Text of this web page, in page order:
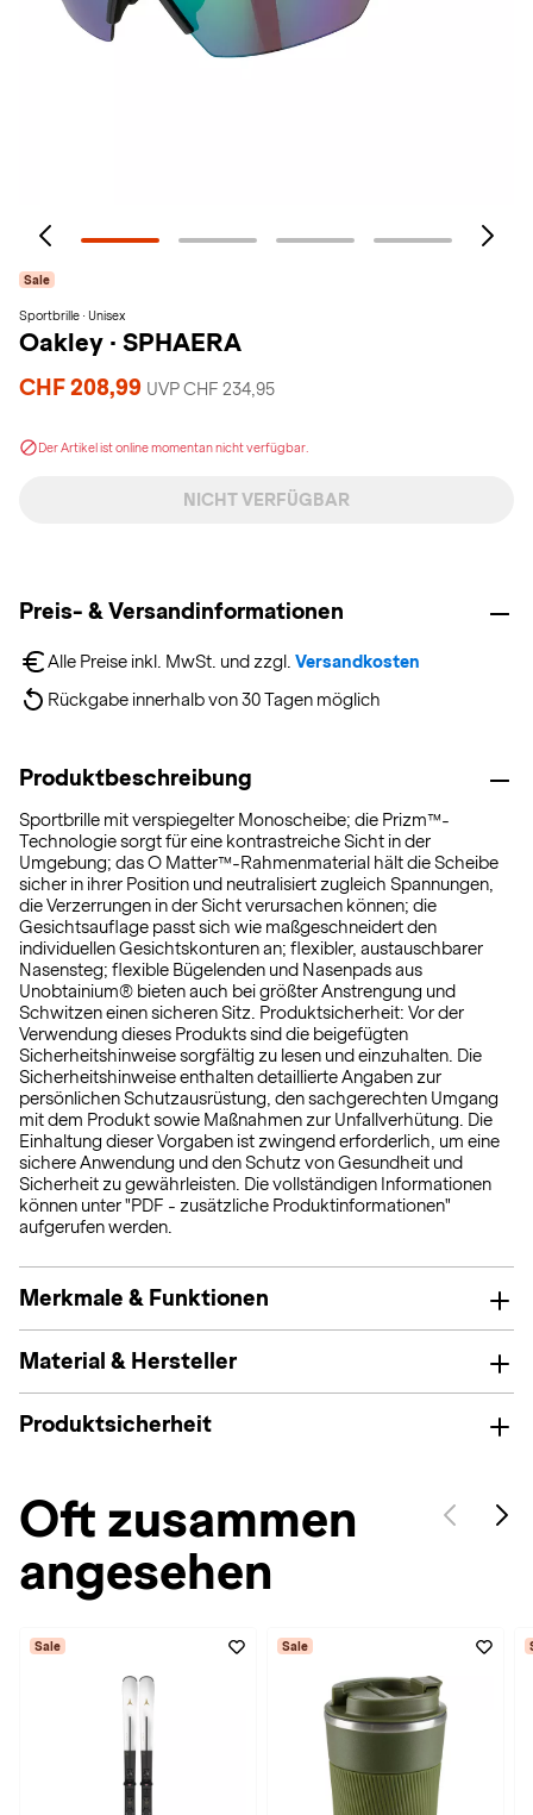
Sale
Sportbrille · Unisex
Oakley · SPHAERA
CHF 208,99 UVP CHF 234,95
Der Artikel ist online momentan nicht verfügbar.
NICHT VERFÜGBAR
Preis- & Versandinformationen
Alle Preise inkl. MwSt. und zzgl. Versandkosten
Rückgabe innerhalb von 30 Tagen möglich
Produktbeschreibung
Sportbrille mit verspiegelter Monoscheibe; die Prizm™-
Technologie sorgt für eine kontrastreiche Sicht in der
Umgebung; das O Matter™-Rahmenmaterial hält die Scheibe
sicher in ihrer Position und neutralisiert zugleich Spannungen,
die Verzerrungen in der Sicht verursachen können; die
Gesichtsauflage passt sich wie maßgeschneidert den
individuellen Gesichtskonturen an; flexibler, austauschbarer
Nasensteg; flexible Bügelenden und Nasenpads aus
Unobtainium® bieten auch bei größter Anstrengung und
Schwitzen einen sicheren Sitz. Produktsicherheit: Vor der
Verwendung dieses Produkts sind die beigefügten
Sicherheitshinweise sorgfältig zu lesen und einzuhalten. Die
Sicherheitshinweise enthalten detaillierte Angaben zur
persönlichen Schutzausrüstung, den sachgerechten Umgang
mit dem Produkt sowie Maßnahmen zur Unfallverhütung. Die
Einhaltung dieser Vorgaben ist zwingend erforderlich, um eine
sichere Anwendung und den Schutz von Gesundheit und
Sicherheit zu gewährleisten. Die vollständigen Informationen
können unter "PDF - zusätzliche Produktinformationen"
aufgerufen werden.
Merkmale & Funktionen
Material & Hersteller
Produktsicherheit
Oft zusammen
angesehen
Sale Sale